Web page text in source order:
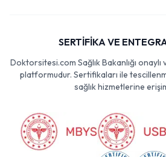
SERTİFİKA VE
Doktorsitesi.com Sağlık Bakanlığı
platformudur. Sertifikaları ile
sağlık hizmetlerine